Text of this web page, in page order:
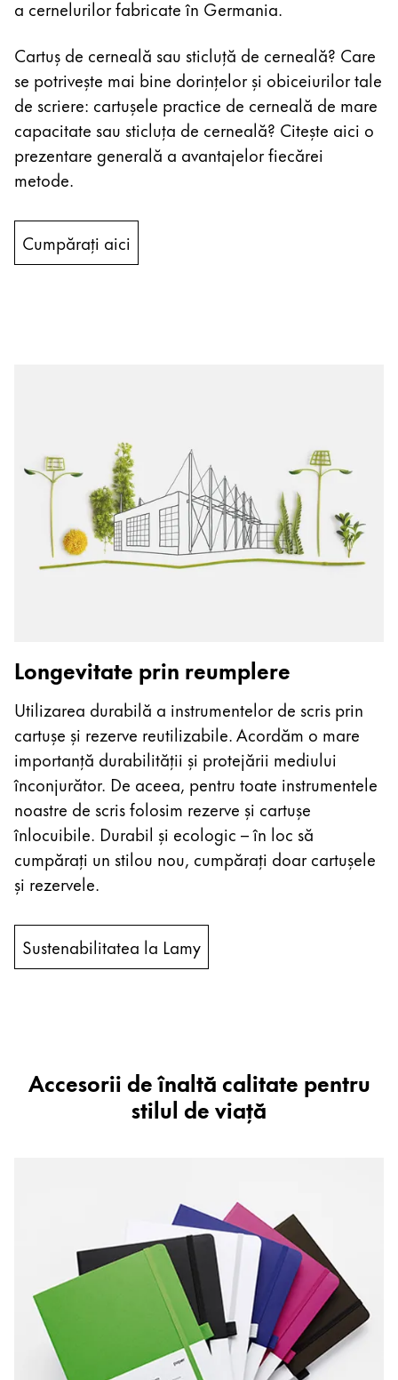
a cernelurilor fabricate în Germania.
Cartuș de cerneală sau sticluță de cerneală? Care
se potrivește mai bine dorințelor și obiceiurilor tale
de scriere: cartușele practice de cerneală de mare
capacitate sau sticluța de cerneală? Citește aici o
prezentare generală a avantajelor fiecărei
metode.
Cumpărați aici
Longevitate prin reumplere
Utilizarea durabilă a instrumentelor de scris prin
cartușe și rezerve reutilizabile. Acordăm o mare
importanță durabilității și protejării mediului
înconjurător. De aceea, pentru toate instrumentele
noastre de scris folosim rezerve și cartușe
înlocuibile. Durabil și ecologic – în loc să
cumpărați un stilou nou, cumpărați doar cartușele
și rezervele.
Sustenabilitatea la Lamy
Accesorii de înaltă calitate pentru
stilul de viață